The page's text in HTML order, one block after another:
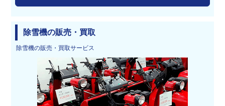
除雪機の販売・買取
除雪機の販売・買取サービス